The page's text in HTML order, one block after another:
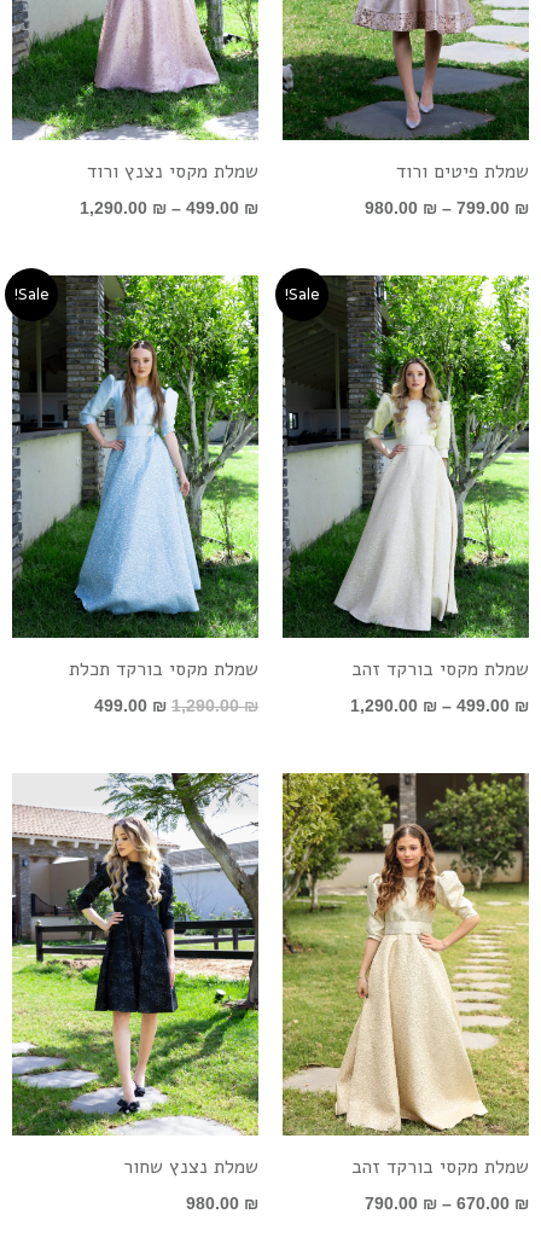
שמלת פיטים ורוד
799.00 ₪
–
980.00 ₪
שמלת מקסי נצנץ ורוד
499.00 ₪
–
1,290.00 ₪
Sale!
שמלת מקסי בורקד זהב
499.00 ₪
–
1,290.00 ₪
טווח
מחירים:
עד
Sale!
שמלת מקסי בורקד תכלת
1,290.00₪
המחיר
המקורי
היה:
1,290.00 ₪.
499.00 ₪
המחיר
הנוכחי
הוא:
499.00 ₪.
שמלת מקסי בורקד זהב
670.00 ₪
–
790.00 ₪
טווח
מחירים:
עד
שמלת נצנץ שחור
980.00 ₪